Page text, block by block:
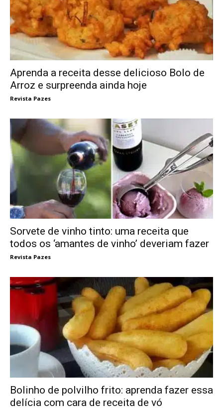
Aprenda a receita desse delicioso Bolo de
Arroz e surpreenda ainda hoje
Revista Pazes
Sorvete de vinho tinto: uma receita que
todos os ‘amantes de vinho’ deveriam fazer
Revista Pazes
Bolinho de polvilho frito: aprenda fazer essa
delícia com cara de receita de vó